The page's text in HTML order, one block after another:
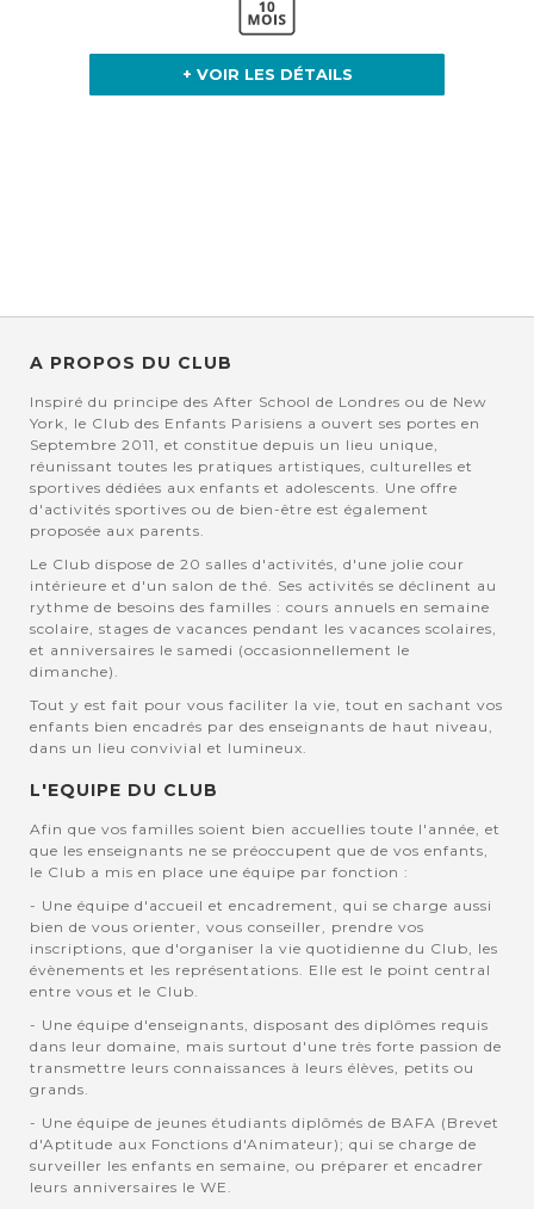
+ VOIR LES DÉTAILS
A PROPOS DU CLUB
Inspiré du principe des After School de Londres ou de New
York, le Club des Enfants Parisiens a ouvert ses portes en
Septembre 2011, et constitue depuis un lieu unique,
réunissant toutes les pratiques artistiques, culturelles et
sportives dédiées aux enfants et adolescents. Une offre
d'activités sportives ou de bien-être est également
proposée aux parents.
Le Club dispose de 20 salles d'activités, d'une jolie cour
intérieure et d'un salon de thé. Ses activités se déclinent au
rythme de besoins des familles : cours annuels en semaine
scolaire, stages de vacances pendant les vacances scolaires,
et anniversaires le samedi (occasionnellement le
dimanche).
Tout y est fait pour vous faciliter la vie, tout en sachant vos
enfants bien encadrés par des enseignants de haut niveau,
dans un lieu convivial et lumineux.
L'EQUIPE DU CLUB
Afin que vos familles soient bien accuellies toute l'année, et
que les enseignants ne se préoccupent que de vos enfants,
le Club a mis en place une équipe par fonction :
- Une équipe d'accueil et encadrement, qui se charge aussi
bien de vous orienter, vous conseiller, prendre vos
inscriptions, que d'organiser la vie quotidienne du Club, les
évènements et les représentations. Elle est le point central
entre vous et le Club.
- Une équipe d'enseignants, disposant des diplômes requis
dans leur domaine, mais surtout d'une très forte passion de
transmettre leurs connaissances à leurs élèves, petits ou
grands.
- Une équipe de jeunes étudiants diplômés de BAFA (Brevet
d'Aptitude aux Fonctions d'Animateur); qui se charge de
surveiller les enfants en semaine, ou préparer et encadrer
leurs anniversaires le WE.